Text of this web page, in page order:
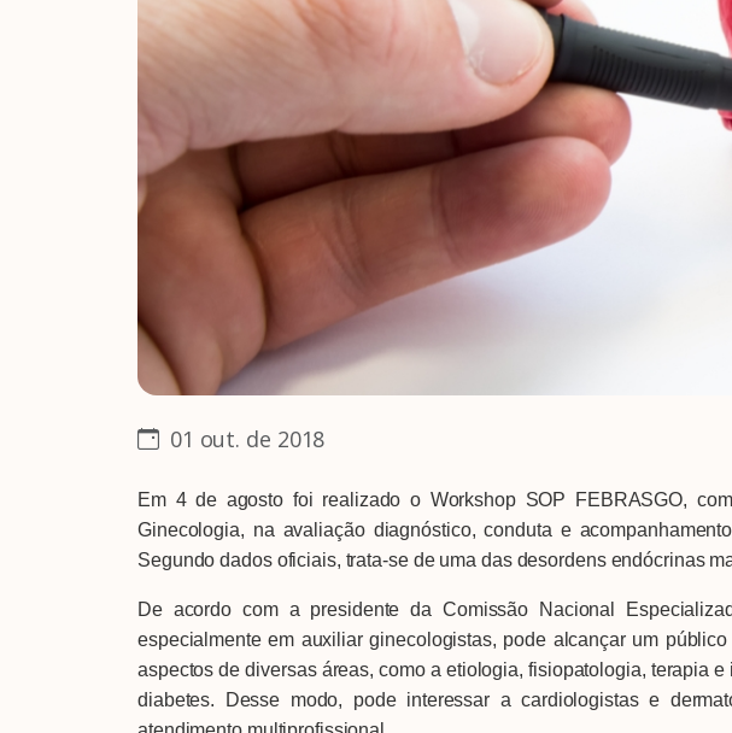
01 out. de 2018
Em 4 de agosto foi realizado o Workshop SOP FEBRASGO,
Ginecologia, na avaliação diagnóstico, conduta e
Segundo dados oficiais, trata-se de uma das desordens endócrinas
De acordo com a presidente da Comissão Nacional
especialmente em auxiliar ginecologistas, pode alcançar um
aspectos de diversas áreas, como a etiologia, fisiopatologia, terapia
diabetes. Desse modo, pode interessar a cardiologistas e